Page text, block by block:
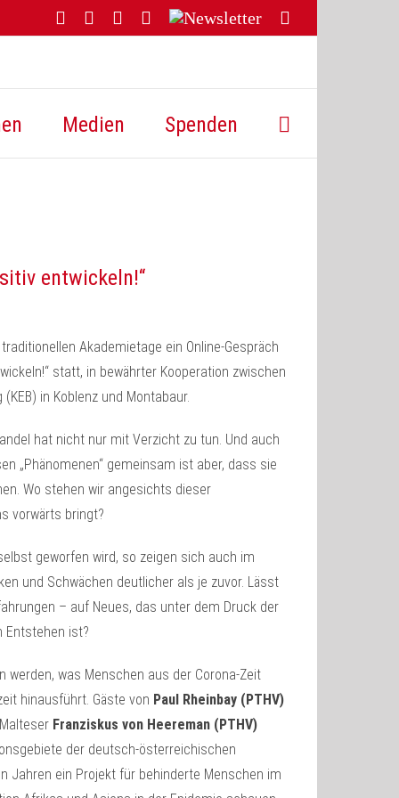
FacebookYouTubeInstagram
Threads
Newsletter
Mail
Medien Spenden
entwickeln!“
Akademietage ein Online-Gespräch
statt, in bewährter Kooperation zwischen
in Koblenz und Montabaur.
hat nicht nur mit Verzicht zu tun. Und auch
„Phänomenen“ gemeinsam ist aber, dass sie
Wo stehen wir angesichts dieser
vorwärts bringt?
geworfen wird, so zeigen sich auch im
und Schwächen deutlicher als je zuvor. Lässt
– auf Neues, das unter dem Druck der
Entstehen ist?
was Menschen aus der Corona-Zeit
hinausführt. Gäste von Paul Rheinbay (PTHV)
Franziskus von Heereman (PTHV)
der deutsch-österreichischen
Jahren ein Projekt für behinderte Menschen im